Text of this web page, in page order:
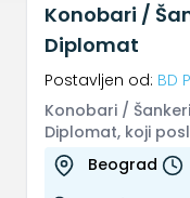
Konobari /
Diplomat
Postavljen od: BD
Konobari /
Diplomat, koji
Pariske komune
Beograd